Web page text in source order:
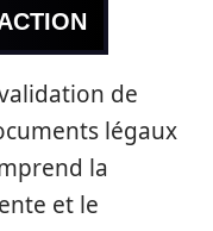
de
légaux
la
et le